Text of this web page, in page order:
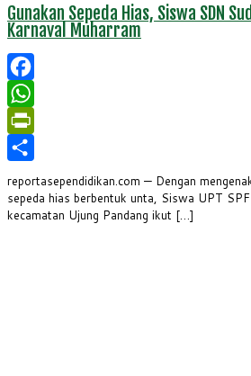
Gunakan Sepeda Hias, Siswa SDN
Karnaval Muharram
Facebook
WhatsApp
PrintFriendly
Share
reportasependidikan.com — Dengan
sepeda hias berbentuk unta, Siswa UPT
kecamatan Ujung Pandang ikut […]